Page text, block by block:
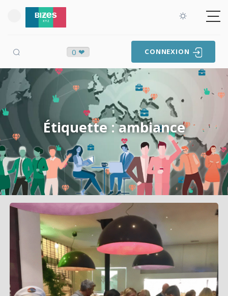
0 ❤ CONNEXION
Étiquette : ambiance